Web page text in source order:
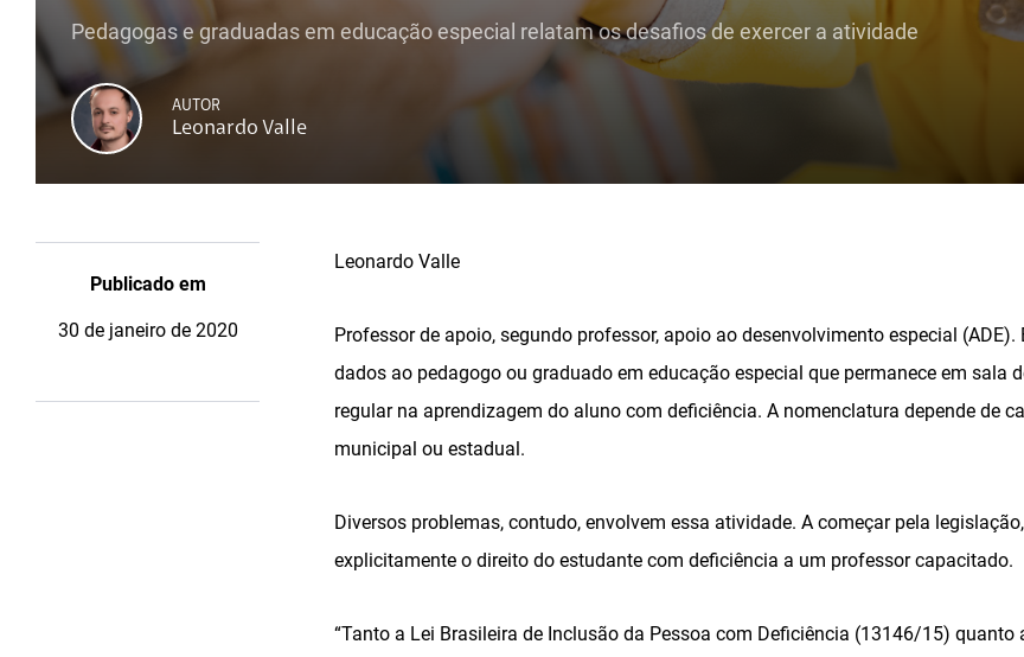
Pedagogas e graduadas em educação especial relatam os desafios de exercer a atividade
AUTOR
Leonardo Valle
Publicado em
30 de janeiro de 2020
Leonardo Valle
Professor de apoio, segundo professor, apoio ao desenvolvimento especial
dados ao pedagogo ou graduado em educação especial que permanece em sala
regular na aprendizagem do aluno com deficiência. A nomenclatura depende de
municipal ou estadual.
Diversos problemas, contudo, envolvem essa atividade. A começar pela
explicitamente o direito do estudante com deficiência a um professor capacitado.
“Tanto a Lei Brasileira de Inclusão da Pessoa com Deficiência (13146/15) quanto